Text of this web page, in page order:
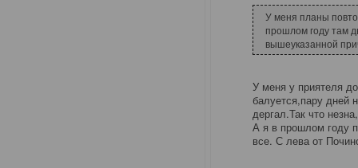
У меня планы
прошлом году там
вышеуказанной
У меня у приятеля
балуется,пару дней
дергал.Так что
А я в прошлом году
все. С лева от